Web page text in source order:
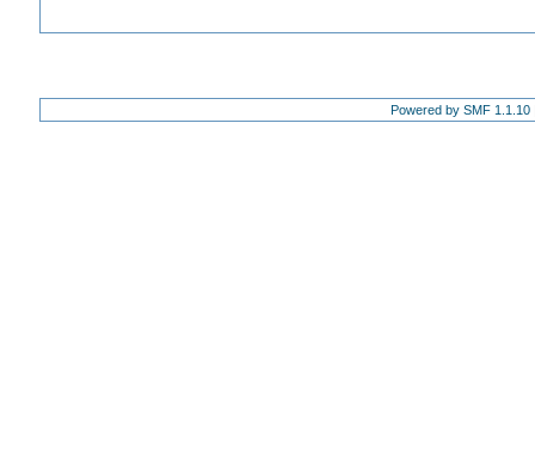
Powered by SMF 1.1.10